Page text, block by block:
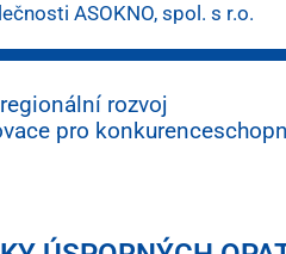
ASOKNO, spol. s r.o.
rozvoj
pro